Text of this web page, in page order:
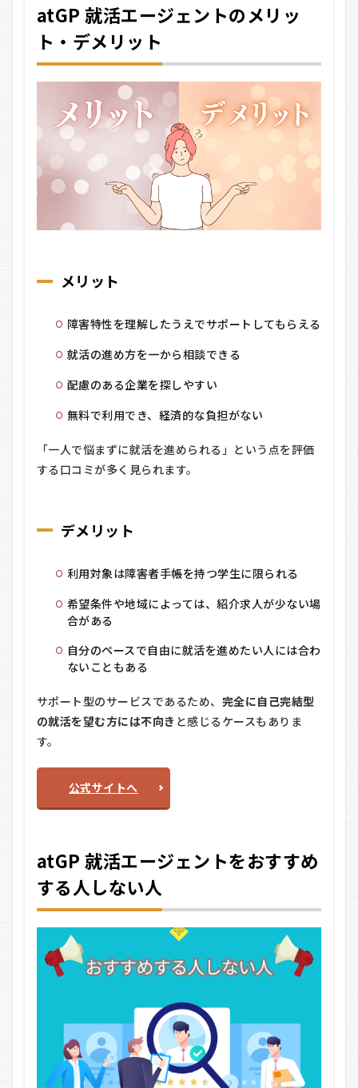
atGP 就活エージェントのメリッ
ト・デメリット
メリット
障害特性を理解したうえでサポートしてもらえる
就活の進め方を一から相談できる
配慮のある企業を探しやすい
無料で利用でき、経済的な負担がない
「一人で悩まずに就活を進められる」という点を評価
する口コミが多く見られます。
デメリット
利用対象は障害者手帳を持つ学生に限られる
希望条件や地域によっては、紹介求人が少ない場
合がある
自分のペースで自由に就活を進めたい人には合わ
ないこともある
サポート型のサービスであるため、 完全に自己完結型
の就活を望む方には不向き と感じるケースもありま
す。
公式サイトへ
atGP 就活エージェントをおすすめ
する人しない人